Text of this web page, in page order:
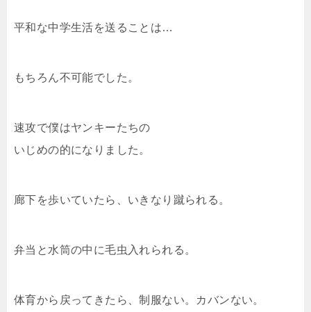
平和な中学生活を送ることは…
もちろん不可能でした。
速攻で僕はヤンキーたちの
いじめの的になりました。
廊下を歩いていたら、いきなり蹴られる。
弁当と水筒の中に毛虫入れられる。
体育から戻ってきたら、制服ない。カバンない。